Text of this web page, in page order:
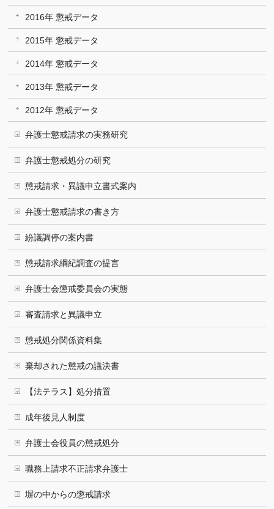
2016年 懲戒データ
2015年 懲戒データ
2014年 懲戒データ
2013年 懲戒データ
2012年 懲戒データ
弁護士懲戒請求の実務研究
弁護士懲戒処分の研究
懲戒請求・異議申立書式案内
弁護士懲戒請求の書き方
紛議調停の案内書
懲戒請求綱紀調査の提言
弁護士会懲戒委員会の実態
審査請求と異議申立
懲戒処分関係資料集
棄却された懲戒の議決書
【法テラス】処分措置
成年後見人制度
弁護士会役員の懲戒処分
職務上請求不正請求弁護士
塀の中からの懲戒請求